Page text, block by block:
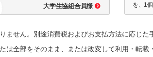
大学生協組合員様
を、1
せん。別途消費税およびお支払方法に応じた
全部をそのまま、または改変して利用・転載